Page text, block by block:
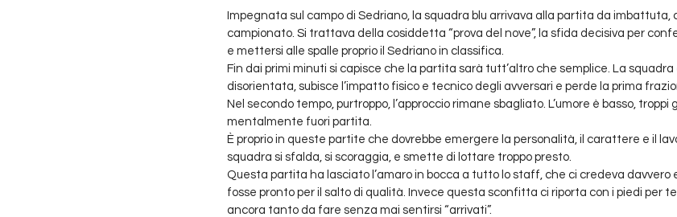
Impegnata sul campo di Sedriano, la squadra blu arrivava alla partita da
campionato. Si trattava della cosiddetta “prova del nove”, la sfida decisiva per
e mettersi alle spalle proprio il Sedriano in classifica.
Fin dai primi minuti si capisce che la partita sarà tutt’altro che semplice. La
disorientata, subisce l’impatto fisico e tecnico degli avversari e perde la prima
Nel secondo tempo, purtroppo, l’approccio rimane sbagliato. L’umore è basso, troppi
mentalmente fuori partita.
È proprio in queste partite che dovrebbe emergere la personalità, il carattere e il
squadra si sfalda, si scoraggia, e smette di lottare troppo presto.
Questa partita ha lasciato l’amaro in bocca a tutto lo staff, che ci credeva davvero
fosse pronto per il salto di qualità. Invece questa sconfitta ci riporta con i piedi per
ancora tanto da fare senza mai sentirsi “arrivati”.